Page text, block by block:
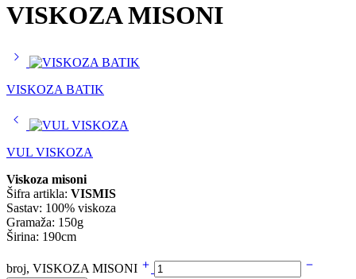
VISKOZA MISONI
VISKOZA BATIK
VUL VISKOZA
Viskoza misoni
Šifra artikla: VISMIS
Sastav: 100% viskoza
Gramaža: 150g
Širina: 190cm
broj, VISKOZA MISONI